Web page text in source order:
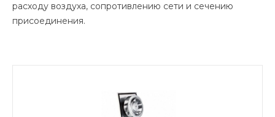
расходу воздуха, сопротивлению сети и сечению
присоединения.